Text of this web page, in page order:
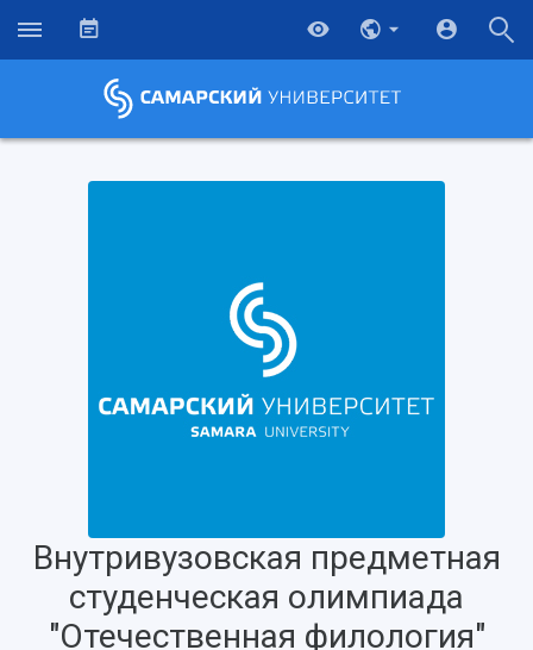
НАЗАД
Об университете
История
Новости
Главные новости
Образование
Почему я выбираю Самарский университет?
Научно-исследовательская деятельность
Основные научные направления
Внутривузовская предметная
студенческая олимпиада
"Отечественная филология"